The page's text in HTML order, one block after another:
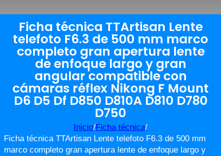
Ficha técnica TTArtisan Lente
telefoto F6.3 de 500 mm marco
completo gran apertura lente
de enfoque largo y gran
angular compatible con
cámaras réflex Nikong F Mount
D6 D5 Df D850 D810A D810 D780
D750
Inicio/Ficha técnica/
Ficha técnica TTArtisan Lente telefoto F6.3 de 500 mm
marco completo gran apertura lente de enfoque largo y